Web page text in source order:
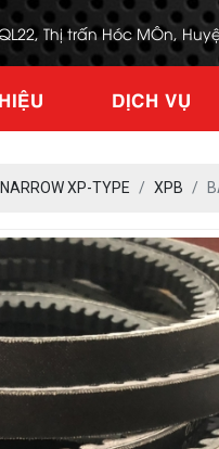
Thị trấn Hóc MÔn,
DỊCH VỤ
XP-TYPE XPB